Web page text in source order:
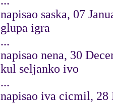
napisao saska, 07
glupa igra
...
napisao nena, 30
kul seljanko ivo
...
napisao iva cicmil, 28